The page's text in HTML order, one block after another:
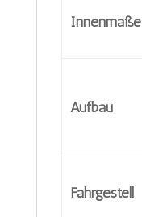
Innenmaße
Aufbau
Fahrgestell